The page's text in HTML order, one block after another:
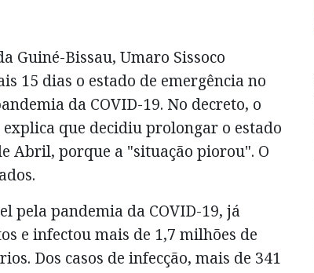
Guiné-Bissau, Umaro Sissoco
15 dias o estado de emergência no
da COVID-19. No decreto, o
que decidiu prolongar o estado
Abril, porque a "situação piorou". O
pela pandemia da COVID-19, já
e infectou mais de 1,7 milhões de
Dos casos de infecção, mais de 341